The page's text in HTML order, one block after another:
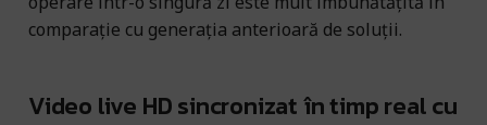
comparație cu generația anterioară de soluții.
Video live HD sincronizat în timp real cu